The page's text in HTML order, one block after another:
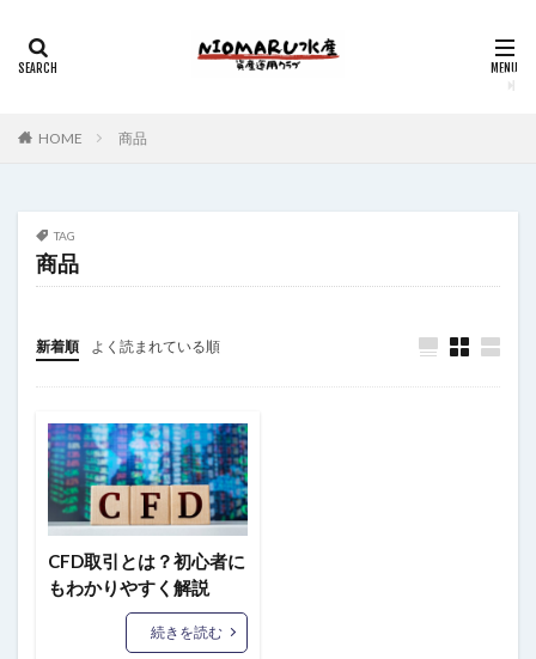
HOME 商品
TAG
商品
新着順 よく読まれている順
CFD取引とは？初心者に
もわかりやすく解説
続きを読む